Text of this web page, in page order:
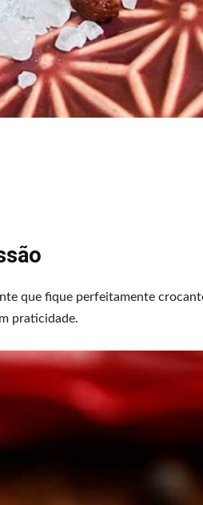
que fique perfeitamente
praticidade.